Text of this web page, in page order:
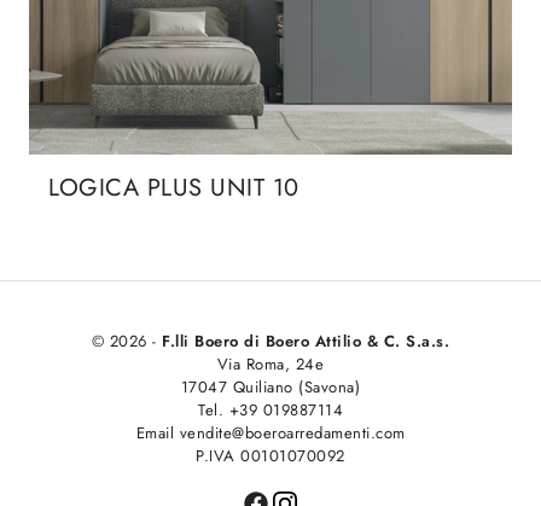
LOGICA PLUS UNIT 10
© 2026 - F.lli Boero di Boero Attilio & C. S.a.s.
Via Roma, 24e
17047 Quiliano (Savona)
Tel. +39 019887114
Email vendite@boeroarredamenti.com
P.IVA 00101070092